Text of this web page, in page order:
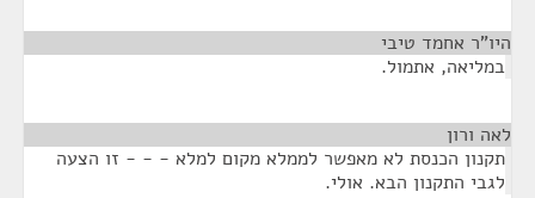
היו"ר אחמד טיבי
במליאה, אתמול.
לאה ורון
תקנון הכנסת לא מאפשר לממלא מקום למלא - - - זו הצעה
לגבי התקנון הבא. אולי.